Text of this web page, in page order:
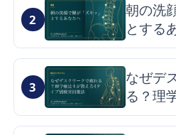
2
朝の洗
とする
症候群
ント
3
なぜデ
る？理
イプ別